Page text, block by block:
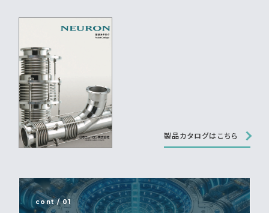
製品カタログはこちら
cont / 01